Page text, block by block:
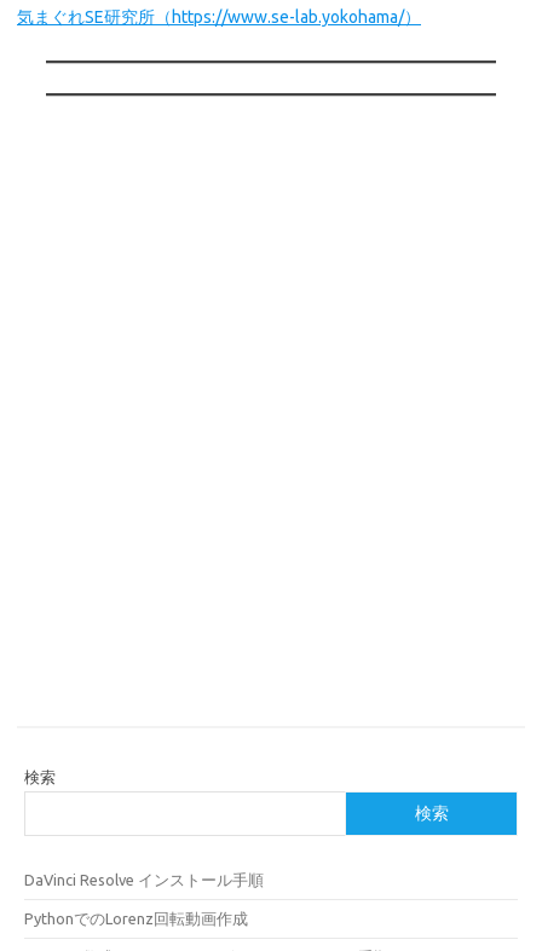
気まぐれSE研究所（https://www.se-lab.yokohama/）
検索
検索
DaVinci Resolve インストール手順
PythonでのLorenz回転動画作成